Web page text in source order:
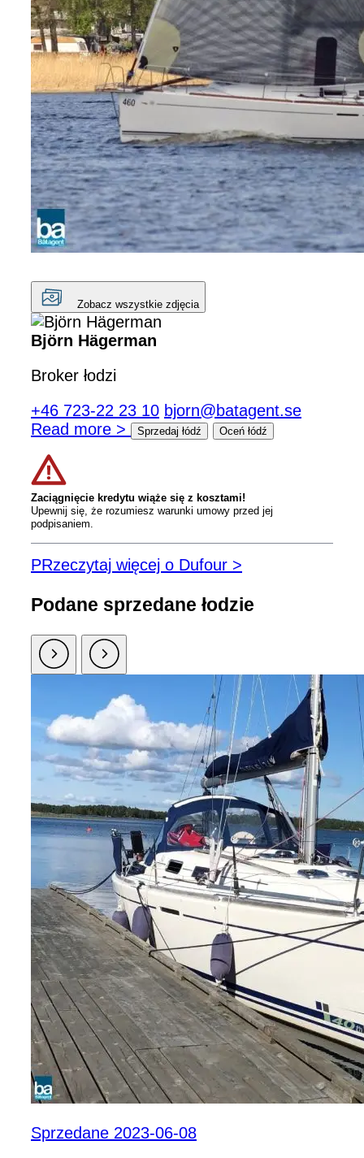
Zobacz wszystkie zdjęcia
Björn Hägerman
Broker łodzi
+46 723-22 23 10 bjorn@batagent.se
Read more >
Sprzedaj łódź Oceń łódź
Zaciągnięcie kredytu wiąże się z kosztami!
Upewnij się, że rozumiesz warunki umowy przed jej
podpisaniem.
PRzeczytaj więcej o Dufour >
Podane sprzedane łodzie
Sprzedane 2023-06-08